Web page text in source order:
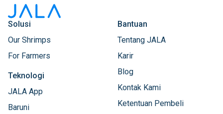
Solusi
Our Shrimps
For Farmers
Teknologi
JALA App
Baruni
Bantuan
Tentang JALA
Karir
Blog
Kontak Kami
Ketentuan Pembeli